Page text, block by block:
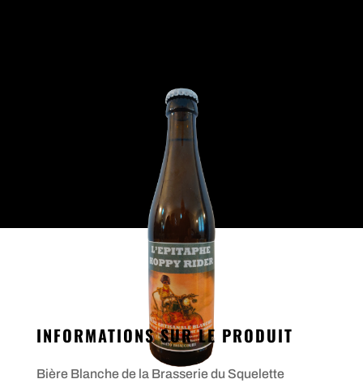
INFORMATIONS SUR LE PRODUIT
Bière Blanche de la Brasserie du Squelette